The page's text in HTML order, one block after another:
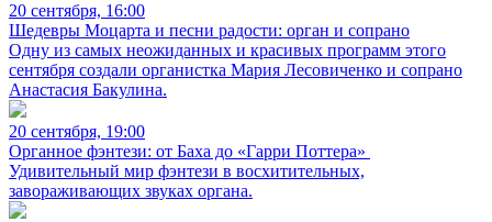
20 сентября, 16:00
Шедевры Моцарта и песни радости: орган и сопрано
Одну из самых неожиданных и красивых программ этого
сентября создали органистка Мария Лесовиченко и сопрано
Анастасия Бакулина.
20 сентября, 19:00
Органное фэнтези: от Баха до «Гарри Поттера»
Удивительный мир фэнтези в восхитительных,
завораживающих звуках органа.